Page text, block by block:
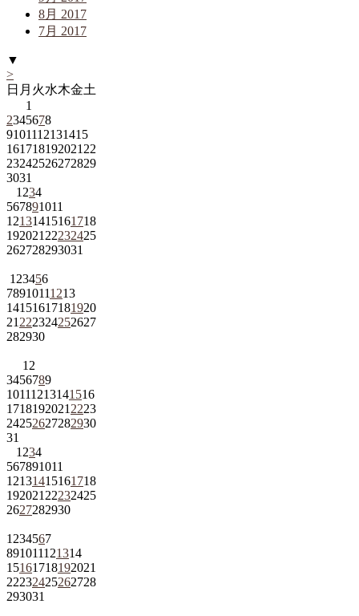
8月 2017
7月 2017
▼
>
日 月 火水木金土
1
2345678
9101112131415
161718192021 22
23242526272829
3031
1 234
567891011
12131415161718
192021 22232425
262728293031
1 23456
78910111213
14151617181920
21 222324252627
282930
1 2
3456789
10111213141516
1718192021 2223
24252627282930
31
1 234
567891011
12131415161718
192021 22232425
2627282930
1 234567
891011121314
15161718192021
22232425262728
293031